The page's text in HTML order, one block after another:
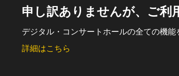
申し訳ありませんが、ご利
デジタル・コンサートホールの全ての機
詳細はこちら